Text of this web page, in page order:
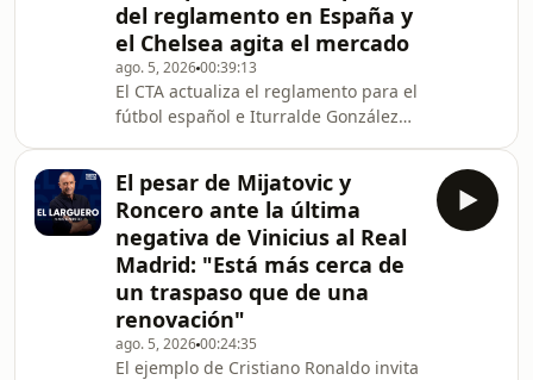
afloja. Las negociaciones marcarán la
jornada, puesto que también está
prevista una cumbre entre Atlético de
Madrid y FC Barcelona en la capital
con J
del reglamento en España y
el Chelsea agita el mercado
ago. 5, 202600:39:13
El CTA actualiza el reglamento para el
fútbol español e Iturralde González
repasamos la última hora del
mercado de fichajes, con el Chelsea
como principal agitador de esta
ventana a nivel internacional. Y para
cerrar, charlamos con el futbolista
español David Góldar, ídolo en Grecia
que presume de tener un disco
dedicado.
El pesar de Mijatovic y
Roncero ante la última
negativa de Vinicius al Real
Madrid: "Está más cerca de
un traspaso que de una
renovación"
ago. 5, 202600:24:35
El ejemplo de Cristiano Ronaldo invita